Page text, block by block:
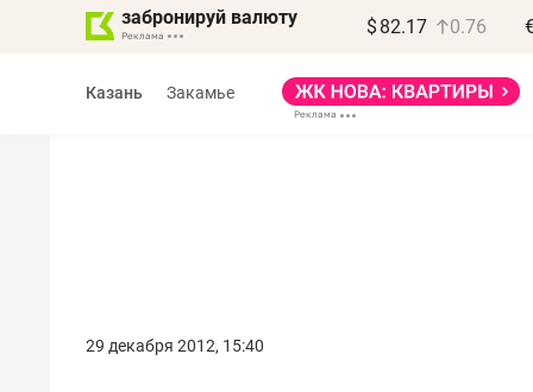
забронируй валюту $ 82.17 0.76
Казань Закамье
29 декабря 2012, 15:40